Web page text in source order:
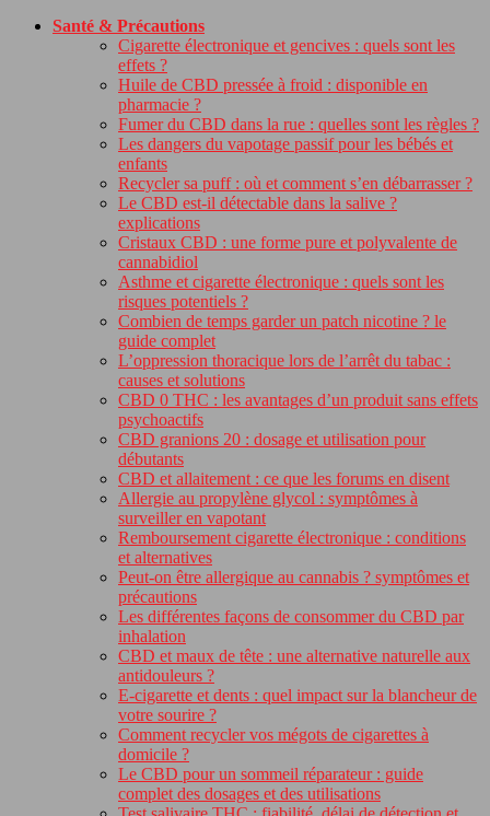
Santé & Précautions
Cigarette électronique et gencives : quels sont les
effets ?
Huile de CBD pressée à froid : disponible en
pharmacie ?
Fumer du CBD dans la rue : quelles sont les règles ?
Les dangers du vapotage passif pour les bébés et
enfants
Recycler sa puff : où et comment s’en débarrasser ?
Le CBD est-il détectable dans la salive ?
explications
Cristaux CBD : une forme pure et polyvalente de
cannabidiol
Asthme et cigarette électronique : quels sont les
risques potentiels ?
Combien de temps garder un patch nicotine ? le
guide complet
L’oppression thoracique lors de l’arrêt du tabac :
causes et solutions
CBD 0 THC : les avantages d’un produit sans effets
psychoactifs
CBD granions 20 : dosage et utilisation pour
débutants
CBD et allaitement : ce que les forums en disent
Allergie au propylène glycol : symptômes à
surveiller en vapotant
Remboursement cigarette électronique : conditions
et alternatives
Peut-on être allergique au cannabis ? symptômes et
précautions
Les différentes façons de consommer du CBD par
inhalation
CBD et maux de tête : une alternative naturelle aux
antidouleurs ?
E-cigarette et dents : quel impact sur la blancheur de
votre sourire ?
Comment recycler vos mégots de cigarettes à
domicile ?
Le CBD pour un sommeil réparateur : guide
complet des dosages et des utilisations